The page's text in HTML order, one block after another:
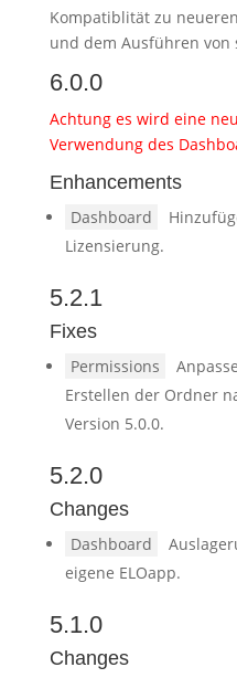
Kompatiblität zu
und dem Ausführen von
6.0.0
Achtung es wird eine
Verwendung des
Enhancements
Dashboard
Lizensierung.
5.2.1
Fixes
Permissions
Erstellen der Ordner
Version 5.0.0.
5.2.0
Changes
Dashboard
eigene ELOapp.
5.1.0
Changes